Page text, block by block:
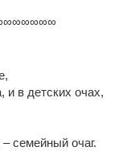
и в детских очах,
семейный очаг.